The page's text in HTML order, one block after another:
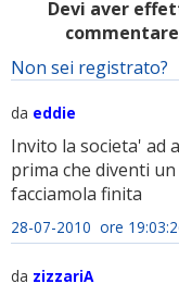
Devi aver
Non sei registrato?
da eddie
Invito la societa' ad
prima che diventi
facciamola finita
28-07-2010 ore
da zizzariA